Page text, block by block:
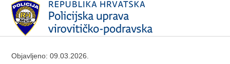
Objavljeno: 09.03.2026.